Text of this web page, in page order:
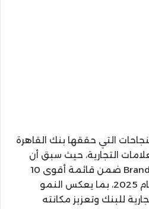
التي حققها بنك القاهرة
التجارية، حيث سبق أن
أدرجته مؤسسة Brand Finance ضمن قائمة أقوى 10
علامات تجارية في مصر لعام 2025، بما يعكس النمو
للبنك وتعزيز مكانته